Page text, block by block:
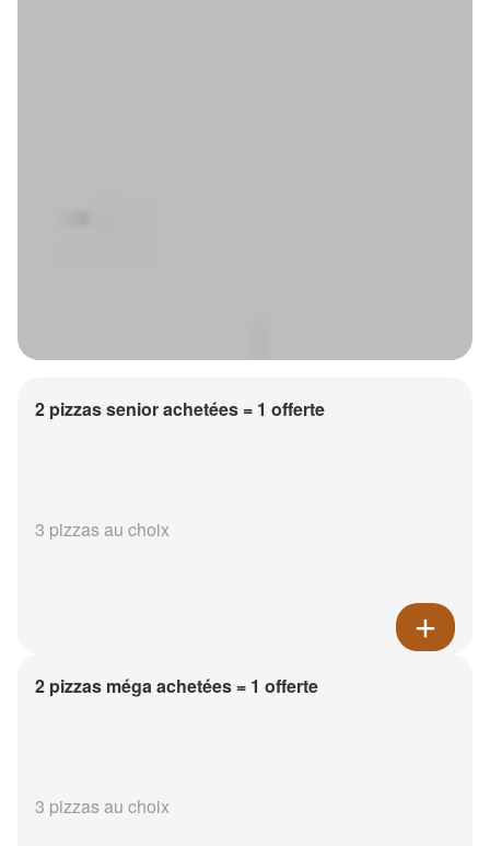
2 pizzas senior achetées = 1 offerte
3 pizzas au choix
2 pizzas méga achetées = 1 offerte
3 pizzas au choix